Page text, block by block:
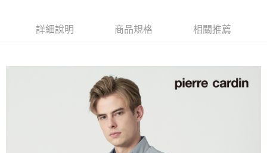
每筆NT$60，滿NT$1,200(含以上)免運費
每筆NT$60，滿NT$1,200(含以上)免運費
詳細說明 商品規格 相關推薦